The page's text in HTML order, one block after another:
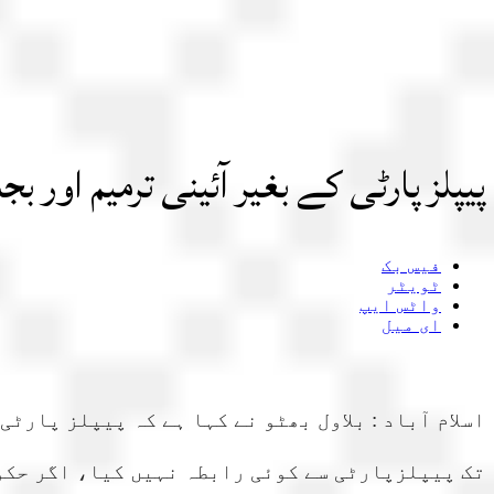
پیپلز پارٹی کے بغیر آئینی ترمیم
فیس بک
ٹویٹر
واٹس ایپ
ای میل
اسلام آباد : بلاول بھٹو نے کہا ہے کہ پیپلز
تک پیپلزپارٹی سے کوئی رابطہ نہیں کیا، اگر